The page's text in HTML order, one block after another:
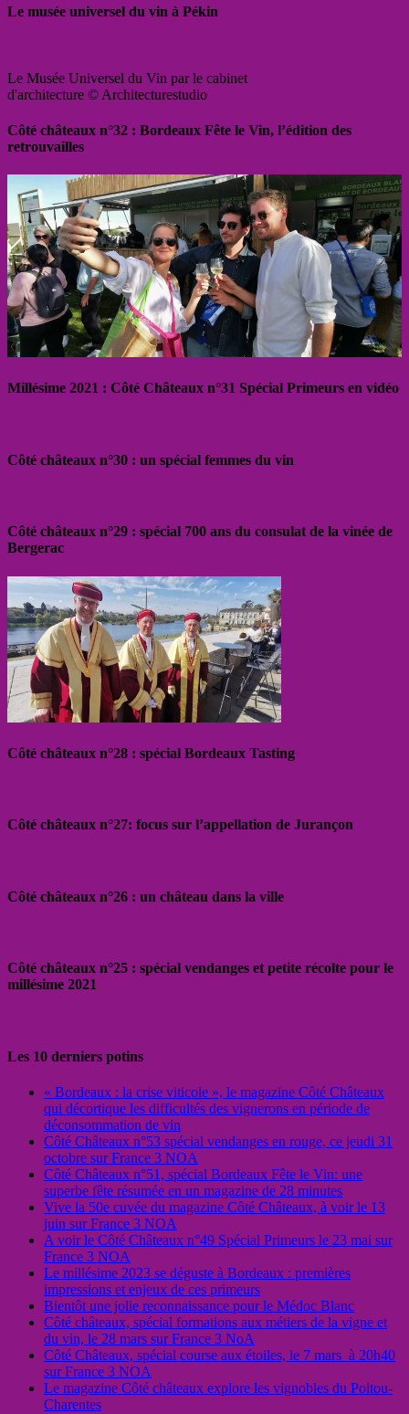
Le musée universel du vin à Pékin
Le Musée Universel du Vin par le cabinet
d'architecture © Architecturestudio
Côté châteaux n°32 : Bordeaux Fête le Vin, l’édition des
retrouvailles
Millésime 2021 : Côté Châteaux n°31 Spécial Primeurs en vidéo
Côté châteaux n°30 : un spécial femmes du vin
Côté châteaux n°29 : spécial 700 ans du consulat de la vinée de
Bergerac
Côté châteaux n°28 : spécial Bordeaux Tasting
Côté châteaux n°27: focus sur l’appellation de Jurançon
Côté châteaux n°26 : un château dans la ville
Côté châteaux n°25 : spécial vendanges et petite récolte pour le
millésime 2021
Les 10 derniers potins
« Bordeaux : la crise viticole », le magazine Côté Châteaux
qui décortique les difficultés des vignerons en période de
déconsommation de vin
Côté Châteaux n°53 spécial vendanges en rouge, ce jeudi 31
octobre sur France 3 NOA
Côté Châteaux n°51, spécial Bordeaux Fête le Vin: une
superbe fête résumée en un magazine de 28 minutes
Vive la 50e cuvée du magazine Côté Châteaux, à voir le 13
juin sur France 3 NOA
A voir le Côté Châteaux n°49 Spécial Primeurs le 23 mai sur
France 3 NOA
Le millésime 2023 se déguste à Bordeaux : premières
impressions et enjeux de ces primeurs
Bientôt une jolie reconnaissance pour le Médoc Blanc
Côté châteaux, spécial formations aux métiers de la vigne et
du vin, le 28 mars sur France 3 NoA
Côté Châteaux, spécial course aux étoiles, le 7 mars à 20h40
sur France 3 NOA
Le magazine Côté châteaux explore les vignobles du Poitou-
Charentes